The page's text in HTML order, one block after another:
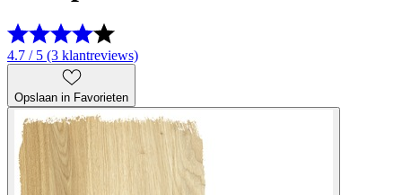
4.7 / 5 (3 klantreviews)
Opslaan in Favorieten